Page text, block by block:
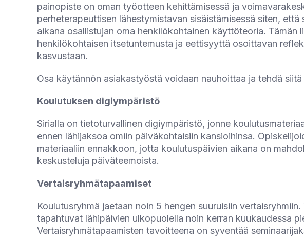
painopiste on oman työotteen kehittämisessä ja
perheterapeuttisen lähestymistavan sisäistämisessä siten,
aikana osallistujan oma henkilökohtainen käyttöteoria. Tämän
henkilökohtaisen itsetuntemusta ja eettisyyttä osoittavan
kasvustaan.
Osa käytännön asiakastyöstä voidaan nauhoittaa ja tehdä
Koulutuksen digiympäristö
Sirialla on tietoturvallinen digiympäristö, jonne
ennen lähijaksoa omiin päiväkohtaisiin kansioihinsa.
materiaaliin ennakkoon, jotta koulutuspäivien aikana on
keskusteluja päiväteemoista.
Vertaisryhmätapaamiset
Koulutusryhmä jaetaan noin 5 hengen suuruisiin
tapahtuvat lähipäivien ulkopuolella noin kerran kuukaudessa
Vertaisryhmätapaamisten tavoitteena on syventää